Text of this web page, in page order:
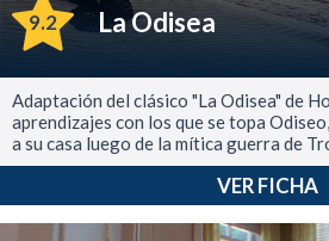
9.2 La Odisea
Adaptación del clásico "La Odisea" de
aprendizajes con los que se topa
a su casa luego de la mítica guerra de
VER FICHA